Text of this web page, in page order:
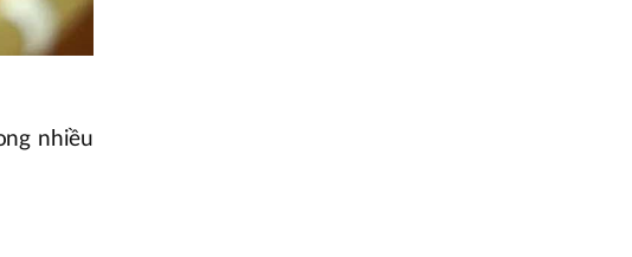
nhiều